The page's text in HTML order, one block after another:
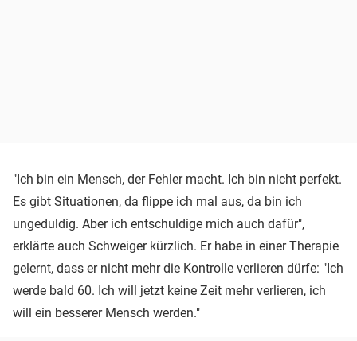
"Ich bin ein Mensch, der Fehler macht. Ich bin nicht perfekt.
Es gibt Situationen, da flippe ich mal aus, da bin ich
ungeduldig. Aber ich entschuldige mich auch dafür",
erklärte auch Schweiger kürzlich. Er habe in einer Therapie
gelernt, dass er nicht mehr die Kontrolle verlieren dürfe: "Ich
werde bald 60. Ich will jetzt keine Zeit mehr verlieren, ich
will ein besserer Mensch werden."